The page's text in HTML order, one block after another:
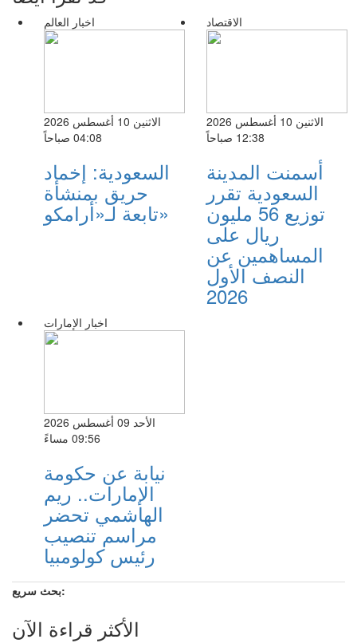
اخبار العالم
الاثنين 10 أغسطس 2026
04:08 صباحاً
السعودية: إخماد
حريق بمنشأة
تابعة لـ«أرامكو»
الاقتصاد
الاثنين 10 أغسطس 2026
12:38 صباحاً
أسمنت المدينة
السعودية تقرر
توزيع 56 مليون
ريال على
المساهمين عن
النصف الأول
2026
اخبار الإمارات
الأحد 09 أغسطس 2026
09:56 مساءً
نيابة عن حكومة
الإمارات.. ريم
الهاشمي تحضر
مراسم تنصيب
رئيس كولومبيا
بحث سريع:
الأكثر قراءة الآن